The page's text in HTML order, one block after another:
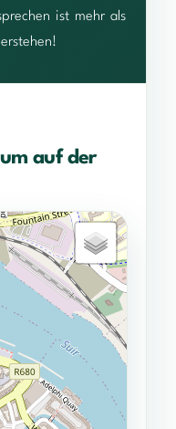
ist mehr als
auf der